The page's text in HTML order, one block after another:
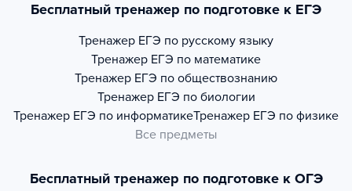
Бесплатный тренажер по подготовке к ЕГЭ
Тренажер ЕГЭ по русскому языку
Тренажер ЕГЭ по математике
Тренажер ЕГЭ по обществознанию
Тренажер ЕГЭ по биологии
Тренажер ЕГЭ по информатикеТренажер ЕГЭ по физике
Все предметы
Бесплатный тренажер по подготовке к ОГЭ